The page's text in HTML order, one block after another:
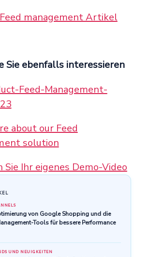
management Artikel
Sie ebenfalls interessieren
Feed-Management-
about our Feed
solution
Ihr eigenes Demo-Video